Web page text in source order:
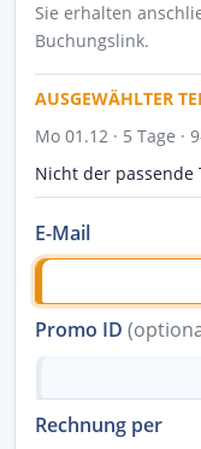
Sie erhalten
Buchungslink.
AUSGEWÄHLTER
Mo 01.12 · 5 Tage ·
Nicht der passende
E-Mail
Promo ID
Rechnung per